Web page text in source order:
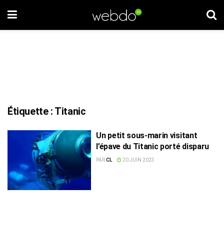
Étiquette : Titanic
Un petit sous-marin visitant
l’épave du Titanic porté disparu
PARCL 20 JUIN 2023